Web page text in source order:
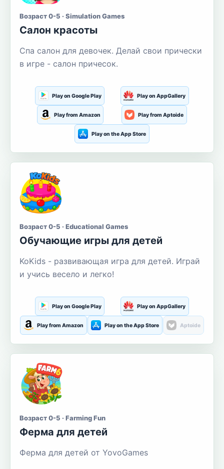
Возраст 0-5 · Simulation Games
Салон красоты
Спа салон для девочек. Делай свои прически
в игре - салон причесок.
Play on Google Play Play on AppGallery
Play from Amazon Play from Aptoide
Play on the App Store
Возраст 0-5 · Educational Games
Обучающие игры для детей
KoKids - развивающая игра для детей. Играй
и учись весело и легко!
Play on Google Play Play on AppGallery
Play from Amazon Play on the App Store Aptoide
Возраст 0-5 · Farming Fun
Ферма для детей
Ферма для детей от YovoGames